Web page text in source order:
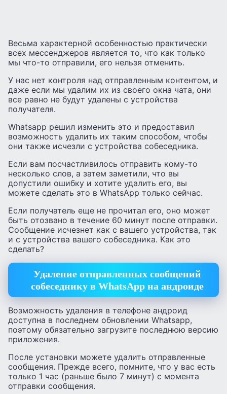
Весьма характерной особенностью практически
всех мессенджеров является то, что как только
мы что-то отправили, его нельзя отменить.
У нас нет контроля над отправленным контентом, и
даже если мы удалим их из своего окна чата, они
все равно не будут удалены с устройства
получателя.
Whatsapp решил изменить это и предоставил
возможность удалить их таким способом, чтобы
они также исчезли с устройства собеседника.
Если вам посчастливилось отправить кому-то
несколько слов, а затем заметили, что вы
допустили ошибку и хотите удалить его, вы
можете сделать это в WhatsApp только сейчас.
Если получатель еще не прочитал его, оно может
быть отозвано в течение 60 минут после отправки.
Сообщение исчезнет как с вашего устройства, так
и с устройства вашего собеседника. Как это
сделать?
Удаление отправленных сообщений
собеседнику в WhatsApp на андроиде
Возможность удаления в телефоне андроид
доступна в последнем обновлении Whatsapp,
поэтому обязательно загрузите последнюю версию
приложения.
После установки можете удалить отправленные
сообщения. Прежде всего, помните, что у вас есть
только 1 час (раньше было 7 минут) с момента
отправки сообщения.